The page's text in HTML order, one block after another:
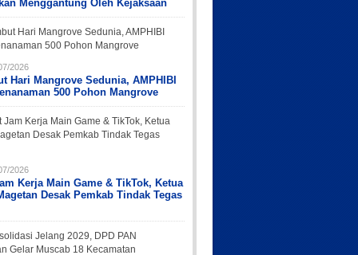
Menggantung Oleh Kejaksaan
2026
Hari Mangrove Sedunia, AMPHIBI
500 Pohon Mangrove
2026
Kerja Main Game & TikTok, Ketua
Desak Pemkab Tindak Tegas